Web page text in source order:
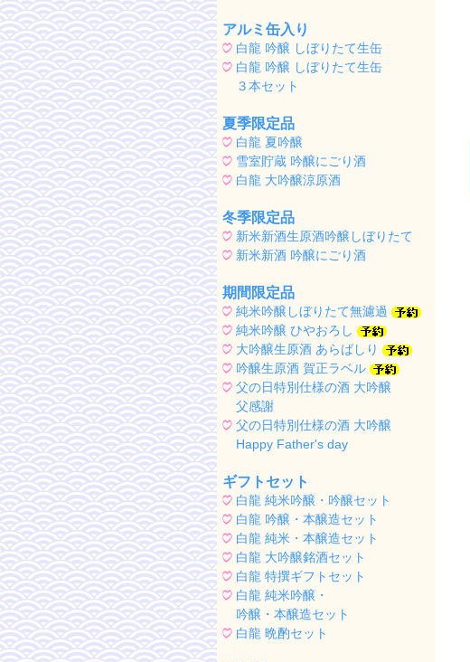
アルミ缶入り
白龍 吟醸 しぼりたて生缶
白龍 吟醸 しぼりたて生缶
３本セット
夏季限定品
白龍 夏吟醸
雪室貯蔵 吟醸にごり酒
白龍 大吟醸涼原酒
冬季限定品
新米新酒生原酒吟醸しぼりたて
新米新酒 吟醸にごり酒
期間限定品
純米吟醸しぼりたて無濾過
純米吟醸 ひやおろし
大吟醸生原酒 あらばしり
吟醸生原酒 賀正ラベル
父の日特別仕様の酒 大吟醸
父感謝
父の日特別仕様の酒 大吟醸
Happy Father's day
ギフトセット
白龍 純米吟醸・吟醸セット
白龍 吟醸・本醸造セット
白龍 純米・本醸造セット
白龍 大吟醸銘酒セット
白龍 特撰ギフトセット
白龍 純米吟醸・
吟醸・本醸造セット
白龍 晩酌セット